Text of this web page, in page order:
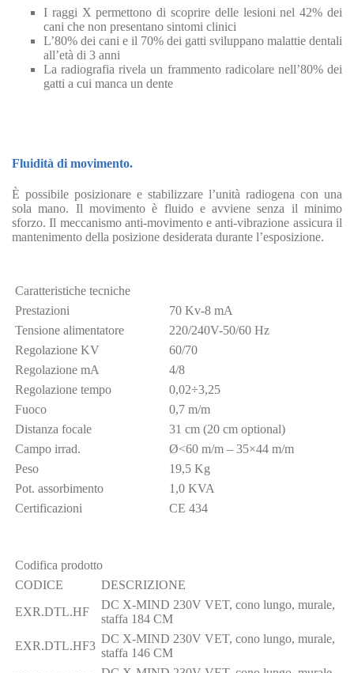
I raggi X permettono di scoprire delle lesioni nel 42% dei
cani che non presentano sintomi clinici
L’80% dei cani e il 70% dei gatti sviluppano malattie dentali
all’età di 3 anni
La radiografia rivela un frammento radicolare nell’80% dei
gatti a cui manca un dente
Fluidità di movimento.
È possibile posizionare e stabilizzare l’unità radiogena con una
sola mano. Il movimento è fluido e avviene senza il minimo
sforzo. Il meccanismo anti-movimento e anti-vibrazione assicura il
mantenimento della posizione desiderata durante l’esposizione.
Caratteristiche tecniche
Prestazioni
70 Kv-8 mA
Tensione alimentatore
220/240V-50/60 Hz
Regolazione KV
60/70
Regolazione mA
4/8
Regolazione tempo
0,02÷3,25
Fuoco
0,7 m/m
Distanza focale
31 cm (20 cm optional)
Campo irrad.
Ø<60 m/m – 35×44 m/m
Peso
19,5 Kg
Pot. assorbimento
1,0 KVA
Certificazioni
CE 434
Codifica prodotto
CODICE
DESCRIZIONE
EXR.DTL.HF
DC X-MIND 230V VET, cono lungo, murale,
staffa 184 CM
EXR.DTL.HF3
DC X-MIND 230V VET, cono lungo, murale,
staffa 146 CM